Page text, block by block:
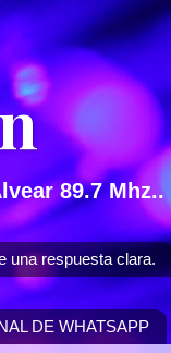
89.7 Mhz..
una respuesta clara.
DE WHATSAPP